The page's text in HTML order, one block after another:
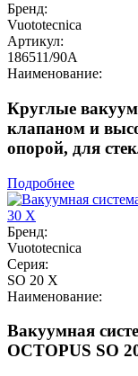
Бренд:
Vuototecnica
Артикул:
186511/90A
Наименование:
Круглые
клапаном и
опорой, для
Подробнее
Бренд:
Vuototecnica
Серия:
SO 20 X
Наименование:
Вакуумная
OCTOPUS SO